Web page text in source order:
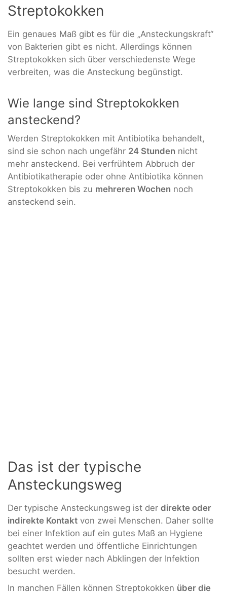
Streptokokken
Ein genaues Maß gibt es für die „Ansteckungskraft“
von Bakterien gibt es nicht. Allerdings können
Streptokokken sich über verschiedenste Wege
verbreiten, was die Ansteckung begünstigt.
Wie lange sind Streptokokken
ansteckend?
Werden Streptokokken mit Antibiotika behandelt,
sind sie schon nach ungefähr 24 Stunden nicht
mehr ansteckend. Bei verfrühtem Abbruch der
Antibiotikatherapie oder ohne Antibiotika können
Streptokokken bis zu mehreren Wochen noch
ansteckend sein.
Das ist der typische
Ansteckungsweg
Der typische Ansteckungsweg ist der direkte oder
indirekte Kontakt von zwei Menschen. Daher sollte
bei einer Infektion auf ein gutes Maß an Hygiene
geachtet werden und öffentliche Einrichtungen
sollten erst wieder nach Abklingen der Infektion
besucht werden.
In manchen Fällen können Streptokokken über die